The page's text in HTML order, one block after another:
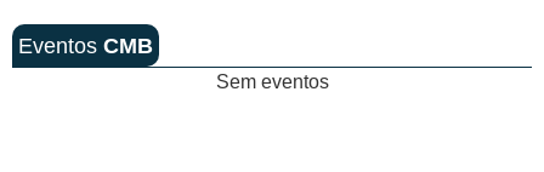
Eventos CMB
Sem eventos